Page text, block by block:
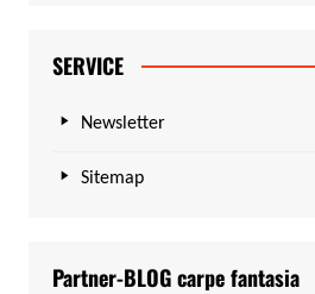
SERVICE
Newsletter
Sitemap
Partner-BLOG carpe fantasia